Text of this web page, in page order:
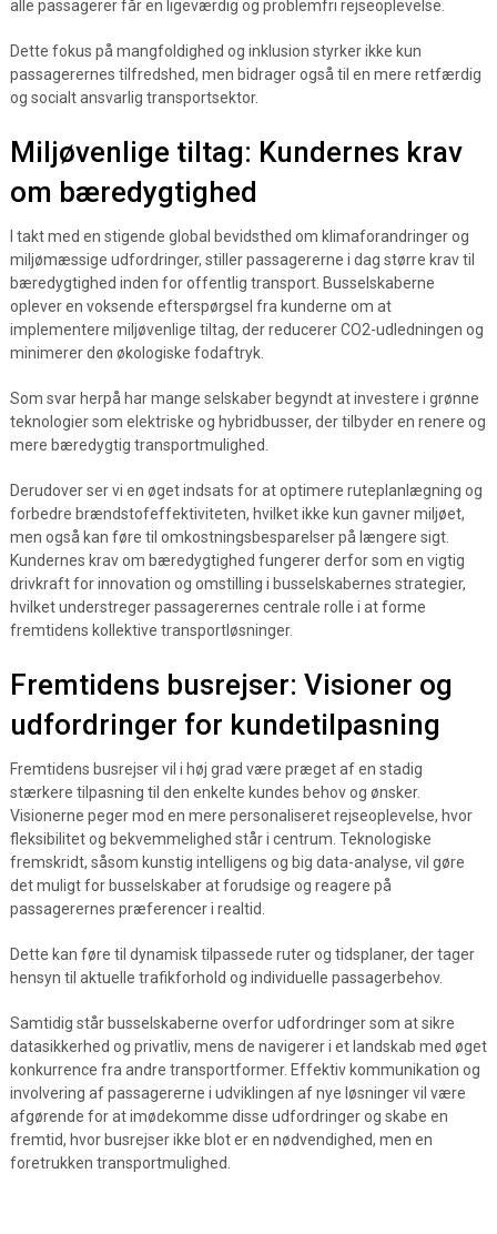
alle passagerer får en ligeværdig og problemfri rejseoplevelse.
Dette fokus på mangfoldighed og inklusion styrker ikke kun
passagerernes tilfredshed, men bidrager også til en mere retfærdig
og socialt ansvarlig transportsektor.
Miljøvenlige tiltag: Kundernes krav
om bæredygtighed
I takt med en stigende global bevidsthed om klimaforandringer og
miljømæssige udfordringer, stiller passagererne i dag større krav til
bæredygtighed inden for offentlig transport. Busselskaberne
oplever en voksende efterspørgsel fra kunderne om at
implementere miljøvenlige tiltag, der reducerer CO2-udledningen og
minimerer den økologiske fodaftryk.
Som svar herpå har mange selskaber begyndt at investere i grønne
teknologier som elektriske og hybridbusser, der tilbyder en renere og
mere bæredygtig transportmulighed.
Derudover ser vi en øget indsats for at optimere ruteplanlægning og
forbedre brændstofeffektiviteten, hvilket ikke kun gavner miljøet,
men også kan føre til omkostningsbesparelser på længere sigt.
Kundernes krav om bæredygtighed fungerer derfor som en vigtig
drivkraft for innovation og omstilling i busselskabernes strategier,
hvilket understreger passagerernes centrale rolle i at forme
fremtidens kollektive transportløsninger.
Fremtidens busrejser: Visioner og
udfordringer for kundetilpasning
Fremtidens busrejser vil i høj grad være præget af en stadig
stærkere tilpasning til den enkelte kundes behov og ønsker.
Visionerne peger mod en mere personaliseret rejseoplevelse, hvor
fleksibilitet og bekvemmelighed står i centrum. Teknologiske
fremskridt, såsom kunstig intelligens og big data-analyse, vil gøre
det muligt for busselskaber at forudsige og reagere på
passagerernes præferencer i realtid.
Dette kan føre til dynamisk tilpassede ruter og tidsplaner, der tager
hensyn til aktuelle trafikforhold og individuelle passagerbehov.
Samtidig står busselskaberne overfor udfordringer som at sikre
datasikkerhed og privatliv, mens de navigerer i et landskab med øget
konkurrence fra andre transportformer. Effektiv kommunikation og
involvering af passagererne i udviklingen af nye løsninger vil være
afgørende for at imødekomme disse udfordringer og skabe en
fremtid, hvor busrejser ikke blot er en nødvendighed, men en
foretrukken transportmulighed.